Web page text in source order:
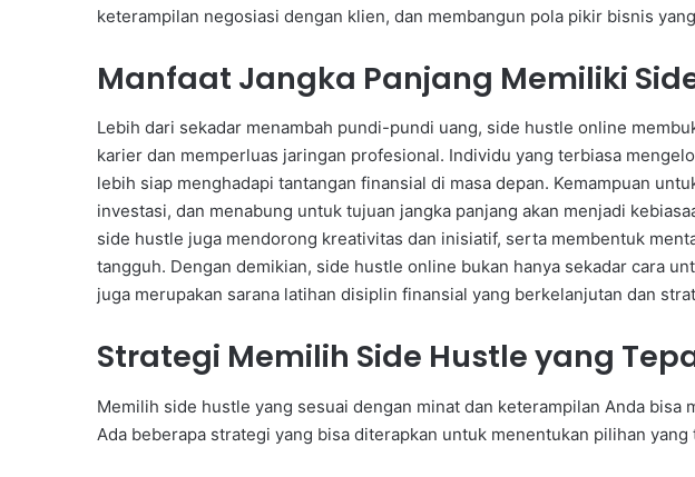
keterampilan negosiasi dengan klien, dan membangun pola pikir bisnis
Manfaat Jangka Panjang Memiliki
Lebih dari sekadar menambah pundi-pundi uang, side hustle online
karier dan memperluas jaringan profesional. Individu yang terbiasa
lebih siap menghadapi tantangan finansial di masa depan. Kemampuan
investasi, dan menabung untuk tujuan jangka panjang akan menjadi
side hustle juga mendorong kreativitas dan inisiatif, serta membentuk
tangguh. Dengan demikian, side hustle online bukan hanya sekadar cara
juga merupakan sarana latihan disiplin finansial yang berkelanjutan dan
Strategi Memilih Side Hustle yang
Memilih side hustle yang sesuai dengan minat dan keterampilan Anda bisa
Ada beberapa strategi yang bisa diterapkan untuk menentukan pilihan yang